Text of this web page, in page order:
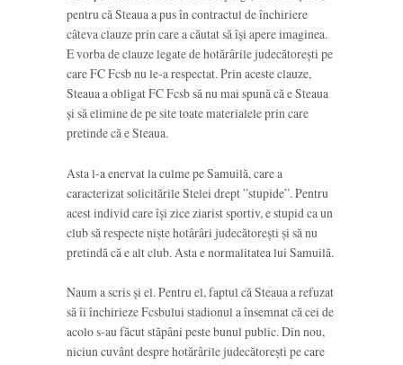
pentru că Steaua a pus în contractul de închiriere
câteva clauze prin care a căutat să își apere imaginea.
E vorba de clauze legate de hotărârile judecătorești pe
care FC Fcsb nu le-a respectat. Prin aceste clauze,
Steaua a obligat FC Fcsb să nu mai spună că e Steaua
și să elimine de pe site toate materialele prin care
pretinde că e Steaua.
Asta l-a enervat la culme pe Samuilă, care a
caracterizat solicitările Stelei drept ”stupide”. Pentru
acest individ care își zice ziarist sportiv, e stupid ca un
club să respecte niște hotârâri judecătorești și să nu
pretindă că e alt club. Asta e normalitatea lui Samuilă.
Naum a scris și el. Pentru el, faptul că Steaua a refuzat
să îi închirieze Fcsbului stadionul a însemnat că cei de
acolo s-au făcut stăpâni peste bunul public. Din nou,
niciun cuvânt despre hotărârile judecătorești pe care